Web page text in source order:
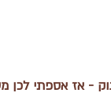
- אז אספתי לכן